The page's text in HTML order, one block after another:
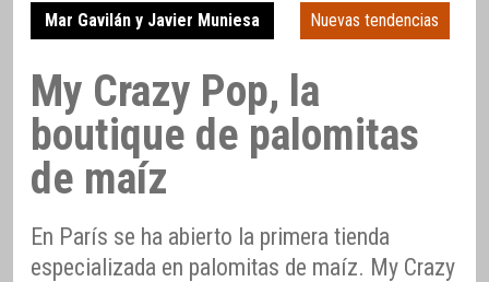
Mar Gavilán y Javier Muniesa Nuevas tendencias
My Crazy Pop, la
boutique de palomitas
de maíz
En París se ha abierto la primera tienda
especializada en palomitas de maíz. My Crazy